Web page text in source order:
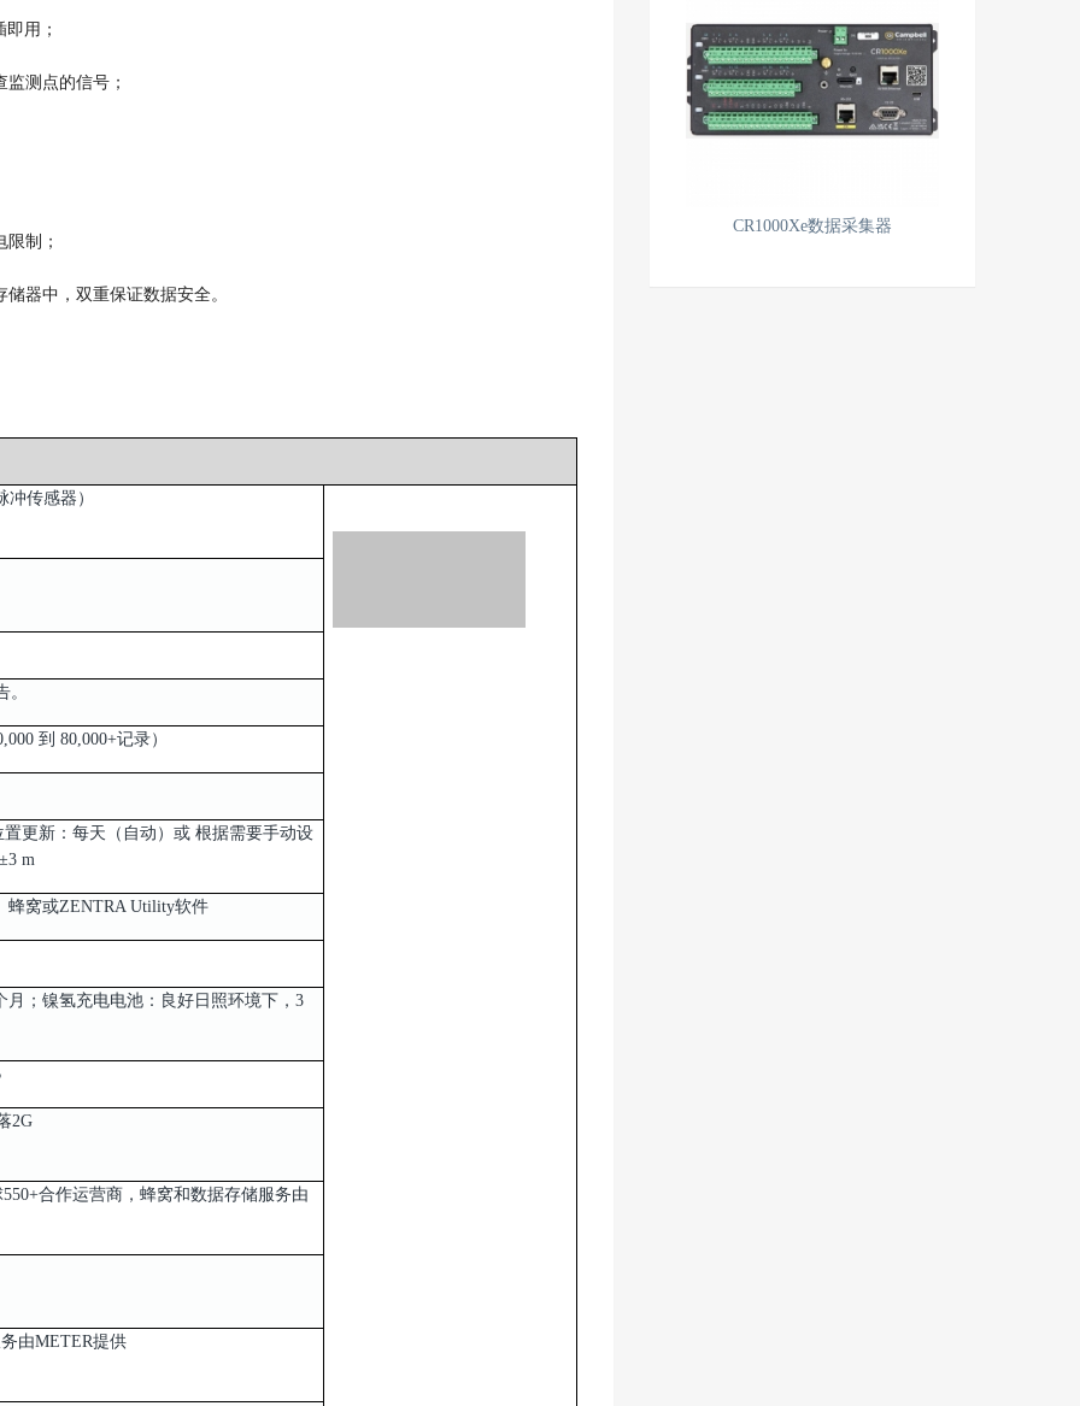
用；
测点的信号；
制；
器中，双重保证数据安全。
或脉冲传感器）
报告。
40,000 到 80,000+记录）
置更新：每天（自动）或 根据需要手动设
境 ±3 m
蜂窝或ZENTRA Utility软件
月；镍氢充电电池：良好日照环境下，3
2G
合作运营商，蜂窝和数据存储服务由
服务由METER提供
CR1000Xe数据采集器